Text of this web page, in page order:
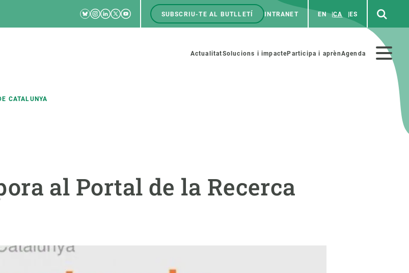
RRSS
Bluesky
Instagram
Linkedin
TwitterYoutube
Menú
SUBSCRIU-TE AL BUTLLETÍ INTRANET EN CA ES
Menú
ActualitatSolucions i impacteParticipa i aprènAgenda
CATALUNYA
al Portal de la Recerca
Oportunitats acadèmiques
Vine de visitant o sabàtic
Fes ciència amb nosaltres Esdeveniments anteriors